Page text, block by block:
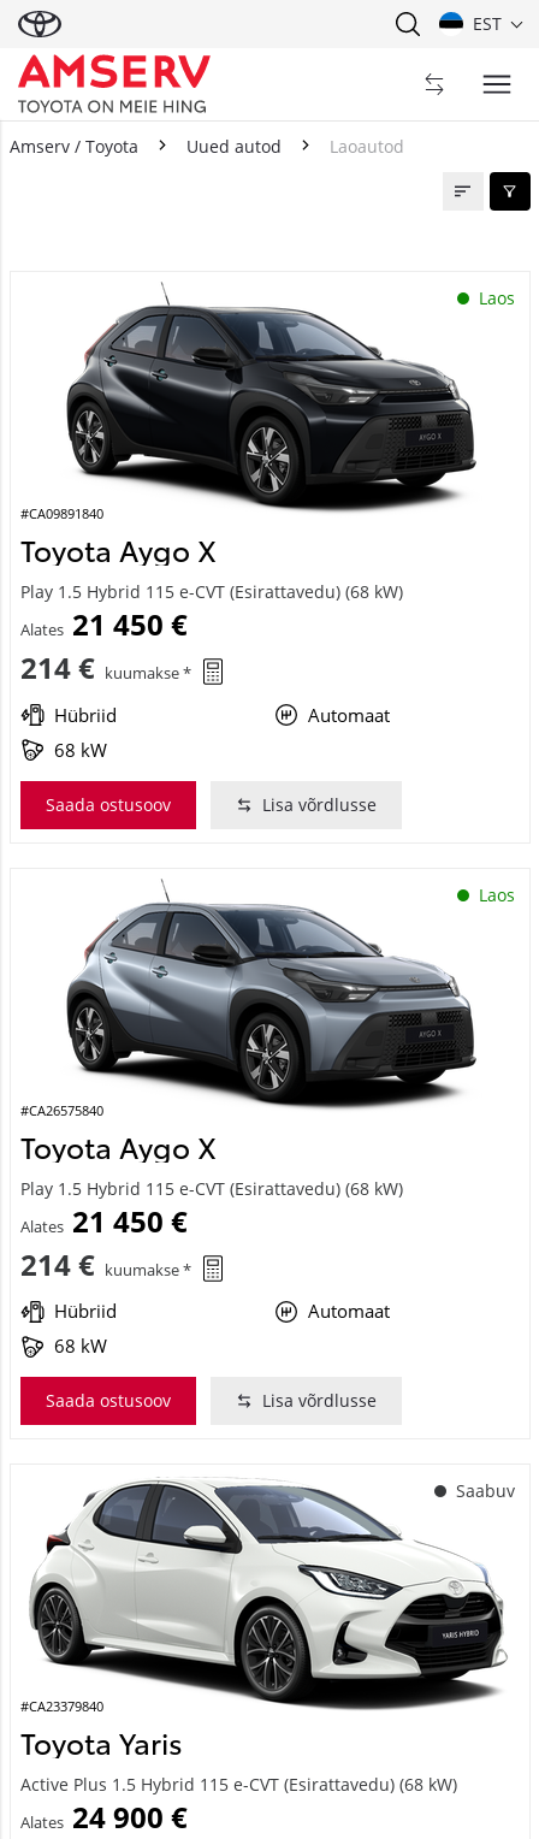
EST
Amserv / Toyota Uued autod Laoautod
Laos
#CA09891840
Toyota Aygo X
Play 1.5 Hybrid 115 e-CVT (Esirattavedu) (68 kW)
Alates 21 450 €
214 € kuumakse *
Hübriid
Automaat
68 kW
Saada ostusoov Lisa võrdlusse
Laos
#CA26575840
Toyota Aygo X
Play 1.5 Hybrid 115 e-CVT (Esirattavedu) (68 kW)
Alates 21 450 €
214 € kuumakse *
Hübriid
Automaat
68 kW
Saada ostusoov Lisa võrdlusse
Saabuv
#CA23379840
Toyota Yaris
Active Plus 1.5 Hybrid 115 e-CVT (Esirattavedu) (68 kW)
Alates 24 900 €